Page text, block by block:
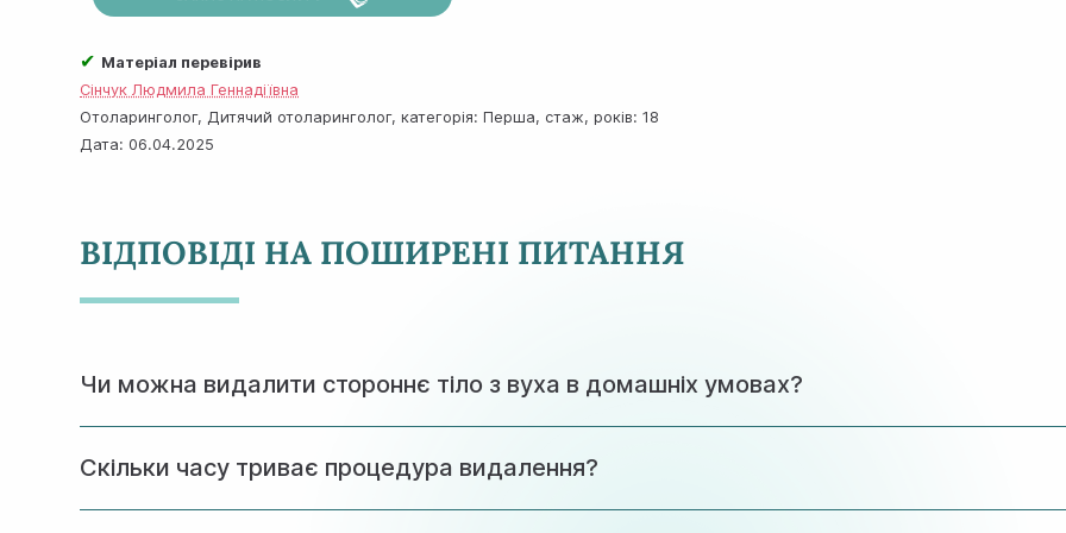
✔ Матеріал перевірив
Сінчук Людмила Геннадіївна
Отоларинголог, Дитячий отоларинголог, категорія: Перша, стаж, років: 18
Дата: 06.04.2025
ВІДПОВІДІ НА ПОШИРЕНІ ПИТАННЯ
Чи можна видалити стороннє тіло з вуха в домашніх умовах?
барабанної перетинки. Тільки лікар за допомогою спеціальних інструментів може безпечно провести
Скільки часу триває процедура видалення?